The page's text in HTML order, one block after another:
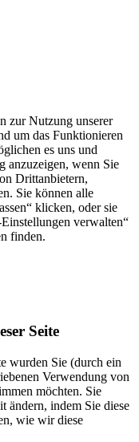
zur Nutzung unserer
um das Funktionieren
es uns und
anzuzeigen, wenn Sie
Drittanbietern,
Sie können alle
klicken, oder sie
verwalten“
finden.
Seite
wurden Sie (durch ein
Verwendung von
möchten. Sie
ändern, indem Sie diese
wie wir diese